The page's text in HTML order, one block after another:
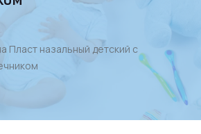
Пласт назальный детский с